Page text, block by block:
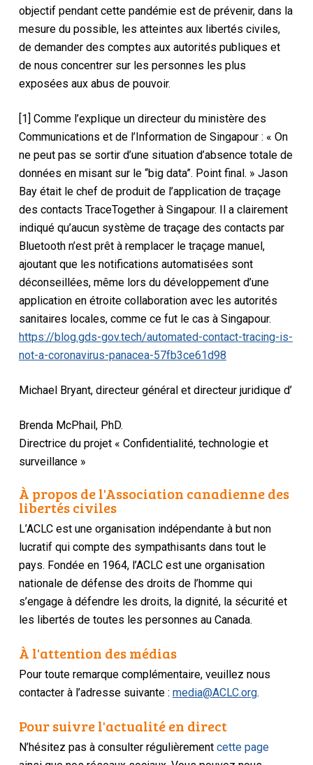
objectif pendant cette pandémie est de prévenir, dans la
mesure du possible, les atteintes aux libertés civiles,
de demander des comptes aux autorités publiques et
de nous concentrer sur les personnes les plus
exposées aux abus de pouvoir.
[1] Comme l’explique un directeur du ministère des
Communications et de l’Information de Singapour : « On
ne peut pas se sortir d’une situation d’absence totale de
données en misant sur le “big data”. Point final. » Jason
Bay était le chef de produit de l’application de traçage
des contacts TraceTogether à Singapour. Il a clairement
indiqué qu’aucun système de traçage des contacts par
Bluetooth n’est prêt à remplacer le traçage manuel,
ajoutant que les notifications automatisées sont
déconseillées, même lors du développement d’une
application en étroite collaboration avec les autorités
sanitaires locales, comme ce fut le cas à Singapour.
https://blog.gds-gov.tech/automated-contact-tracing-is-
not-a-coronavirus-panacea-57fb3ce61d98
Michael Bryant, directeur général et directeur juridique d’
Brenda McPhail, PhD.
Directrice du projet « Confidentialité, technologie et
surveillance »
À propos de l'Association canadienne des
libertés civiles
L’ACLC est une organisation indépendante à but non
lucratif qui compte des sympathisants dans tout le
pays. Fondée en 1964, l’ACLC est une organisation
nationale de défense des droits de l’homme qui
s’engage à défendre les droits, la dignité, la sécurité et
les libertés de toutes les personnes au Canada.
À l'attention des médias
Pour toute remarque complémentaire, veuillez nous
contacter à l’adresse suivante :media@ACLC.org.
Pour suivre l'actualité en direct
N’hésitez pas à consulter régulièrementcette page